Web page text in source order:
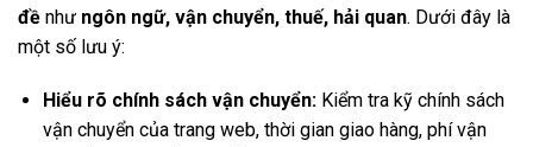
đề như ngôn ngữ, vận chuyển, thuế, hải quan. Dưới đây là
một số lưu ý:
Hiểu rõ chính sách vận chuyển:Kiểm tra kỹ chính sách
vận chuyển của trang web, thời gian giao hàng, phí vận